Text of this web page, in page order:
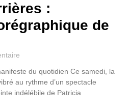
:
de
du quotidien Ce samedi, la
au rythme d’un spectacle
indélébile de Patricia